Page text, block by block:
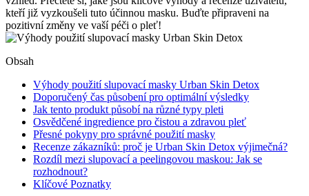
kteří již vyzkoušeli⁤ tuto účinnou masku. Buďte ‍připraveni na
pozitivní změny ve⁤ vaší péči o pleť!
Obsah
Výhody použití slupovací masky Urban Skin Detox
Doporučený čas působení pro optimální výsledky
Jak tento produkt působí na různé typy pleti
Osvědčené ingredience pro čistou a​ zdravou pleť
Přesné pokyny​ pro​ správné použití masky
Recenze zákazníků: proč je⁤ Urban Skin Detox výjimečná?
Rozdíl mezi slupovací a peelingovou maskou: Jak se
rozhodnout?
Klíčové Poznatky